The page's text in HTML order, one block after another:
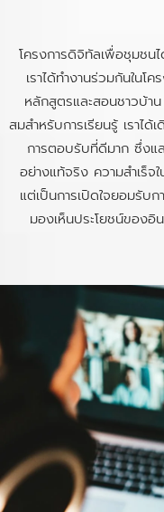
โครงการดิจิทัลเพื่อชุมชน
เราได้ทำงานร่วมกันใน
หลักสูตรและสอนชาวบ้า
สมสำหรับการเรียนรู้ เราไ
การตอบรับที่ดีมาก ซึ่งแ
อย่างแท้จริง ความสำเร็จ
แต่เป็นการเปิดใจยอมรับก
มองเห็นประโยชน์ของอิ